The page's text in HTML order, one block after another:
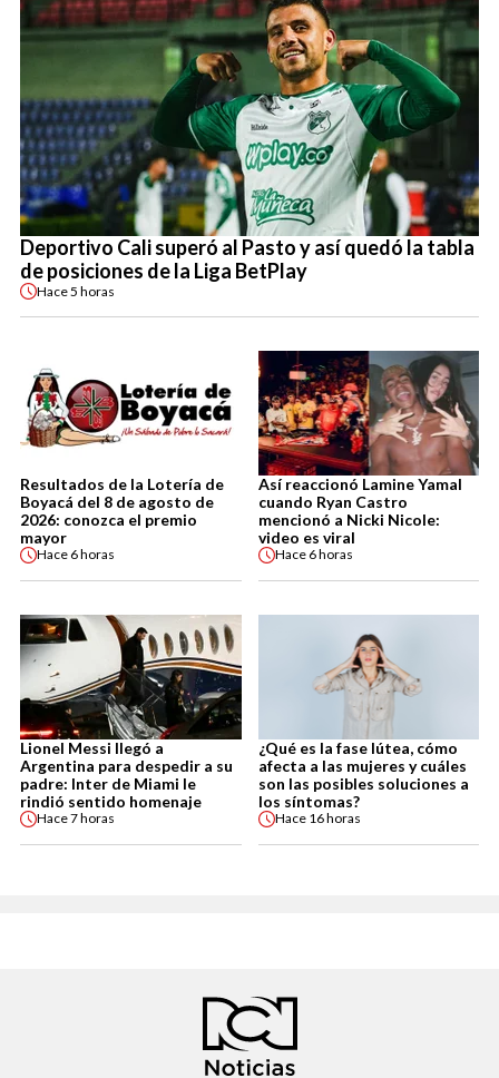
Deportivo Cali superó al Pasto y así quedó la tabla
de posiciones de la Liga BetPlay
Hace5 horas
Resultados de la Lotería de
Boyacá del 8 de agosto de
2026: conozca el premio
mayor
Hace 6 horas
Así reaccionó Lamine Yamal
cuando Ryan Castro
mencionó a Nicki Nicole:
video es viral
Hace 6 horas
Lionel Messi llegó a
Argentina para despedir a su
padre: Inter de Miami le
rindió sentido homenaje
Hace7 horas
¿Qué es la fase lútea, cómo
afecta a las mujeres y cuáles
son las posibles soluciones a
los síntomas?
Hace 16 horas